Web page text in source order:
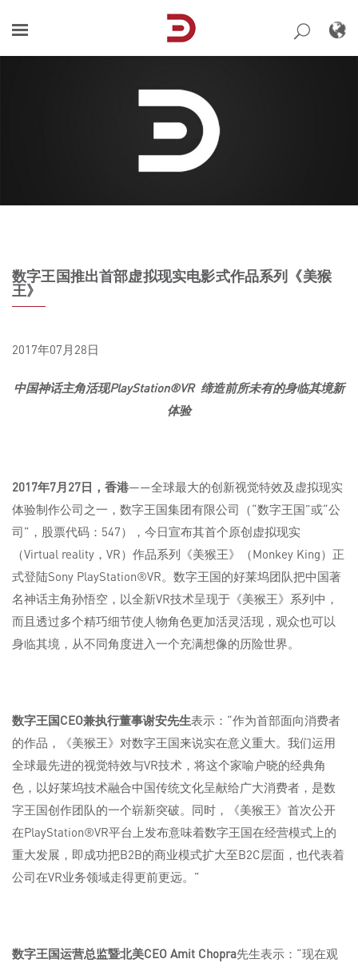
content
数字王国推出首部虚拟现实电影式作品系列《美猴
王》
2017年07月28日
中国神话主角活现PlayStation®VR 缔造前所未有的身临其境新
体验
2017年7月27日，香港——全球最大的创新视觉特效及虚拟现实
体验制作公司之一，数字王国集团有限公司（“数字王国”或“公
司”，股票代码：547），今日宣布其首个原创虚拟现实
（Virtual reality，VR）作品系列《美猴王》（Monkey King）正
式登陆Sony PlayStation®VR。数字王国的好莱坞团队把中国著
名神话主角孙悟空，以全新VR技术呈现于《美猴王》系列中，
而且透过多个精巧细节使人物角色更加活灵活现，观众也可以
身临其境，从不同角度进入一个充满想像的历险世界。
数字王国CEO兼执行董事谢安先生表示：“作为首部面向消费者
的作品，《美猴王》对数字王国来说实在意义重大。我们运用
全球最先进的视觉特效与VR技术，将这个家喻户晓的经典角
色，以好莱坞技术融合中国传统文化呈献给广大消费者，是数
字王国创作团队的一个崭新突破。同时，《美猴王》首次公开
在PlayStation®VR平台上发布意味着数字王国在经营模式上的
重大发展，即成功把B2B的商业模式扩大至B2C层面，也代表着
公司在VR业务领域走得更前更远。”
数字王国运营总监暨北美CEO Amit Chopra先生表示：“现在观